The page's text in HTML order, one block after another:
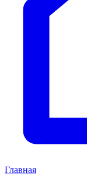
Главная